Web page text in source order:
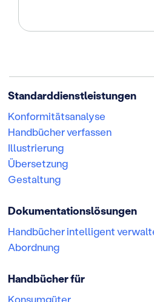
Standarddienstleistungen
Konformitätsanalyse
Handbücher verfassen
Illustrierung
Übersetzung
Gestaltung
Dokumentationslösungen
Handbücher intelligent
Abordnung
Handbücher für
Konsumgüter